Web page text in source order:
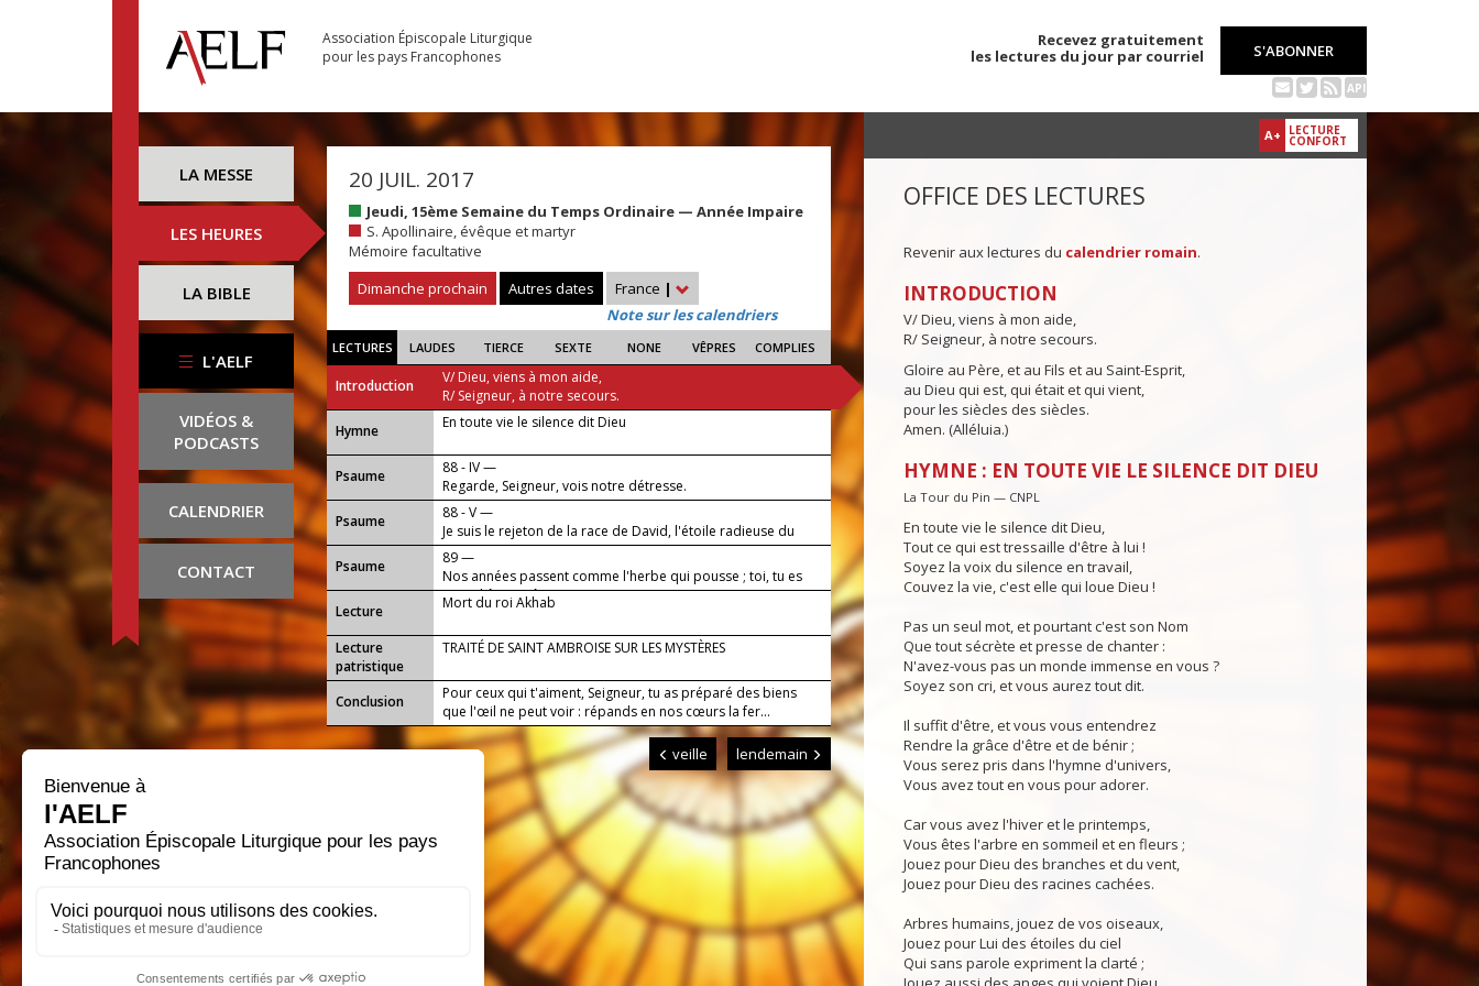
Association Épiscopale Liturgique
pour les pays Francophones
Recevez gratuitement
les lectures du jour par courriel
S'ABONNER
API
LA MESSE
LES HEURES
LA BIBLE
L'AELF
VIDÉOS &
PODCASTS
CALENDRIER
CONTACT
20 JUIL. 2017
Jeudi, 15ème Semaine du Temps Ordinaire — Année Impaire
S. Apollinaire, évêque et martyr
Mémoire facultative
Dimanche prochain
Autres dates France |
Note sur les calendriers
LECTURES LAUDES TIERCE SEXTE NONE VÊPRES COMPLIES
Introduction
V/ Dieu, viens à mon aide,
R/ Seigneur, à notre secours.
...
Hymne En toute vie le silence dit Dieu
Psaume
88 - IV —
Regarde, Seigneur, vois notre détresse.
Psaume
88 - V —
Je suis le rejeton de la race de David, l'étoile radieuse du
matin.
Psaume
89 —
Nos années passent comme l'herbe qui pousse ; toi, tu es
Dieu d'âge en âge.
Lecture
Mort du roi Akhab
Lecture
patristique
TRAITÉ DE SAINT AMBROISE SUR LES MYSTÈRES
Conclusion
Pour ceux qui t'aiment, Seigneur, tu as préparé des biens
que l'œil ne peut voir : répands en nos cœurs la fer...
veille lendemain
A+ LECTURE
CONFORT
OFFICE DES LECTURES
Revenir aux lectures du calendrier romain.
INTRODUCTION
V/ Dieu, viens à mon aide,
R/ Seigneur, à notre secours.
Gloire au Père, et au Fils et au Saint-Esprit,
au Dieu qui est, qui était et qui vient,
pour les siècles des siècles.
Amen. (Alléluia.)
HYMNE : EN TOUTE VIE LE SILENCE DIT DIEU
La Tour du Pin — CNPL
En toute vie le silence dit Dieu,
Tout ce qui est tressaille d'être à lui !
Soyez la voix du silence en travail,
Couvez la vie, c'est elle qui loue Dieu !
Pas un seul mot, et pourtant c'est son Nom
Que tout sécrète et presse de chanter :
N'avez-vous pas un monde immense en vous ?
Soyez son cri, et vous aurez tout dit.
Il suffit d'être, et vous vous entendrez
Rendre la grâce d'être et de bénir ;
Vous serez pris dans l'hymne d'univers,
Vous avez tout en vous pour adorer.
Car vous avez l'hiver et le printemps,
Vous êtes l'arbre en sommeil et en fleurs ;
Jouez pour Dieu des branches et du vent,
Jouez pour Dieu des racines cachées.
Arbres humains, jouez de vos oiseaux,
Jouez pour Lui des étoiles du ciel
Qui sans parole expriment la clarté ;